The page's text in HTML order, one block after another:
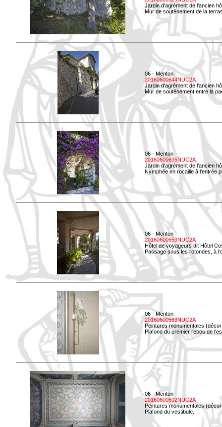
Jardin d'agrément de l'ancien
Mur de soutènement de la
06 - Menton
20160600644NUC2A
Jardin d'agrément de l'ancien
Mur de soutènement entre la
06 - Menton
20160600635NUC2A
Jardin d'agrément de l'ancien
Nymphée en rocaille à l'entrée
06 - Menton
20160600659NUC2A
Hôtel de voyageurs dit Hôtel
Passage sous les rotondes, à
06 - Menton
20160600563NUC2A
Peintures monumentales
Plafond du premier repos de
06 - Menton
20160600602NUC2A
Peintures monumentales
Plafond du vestibule.